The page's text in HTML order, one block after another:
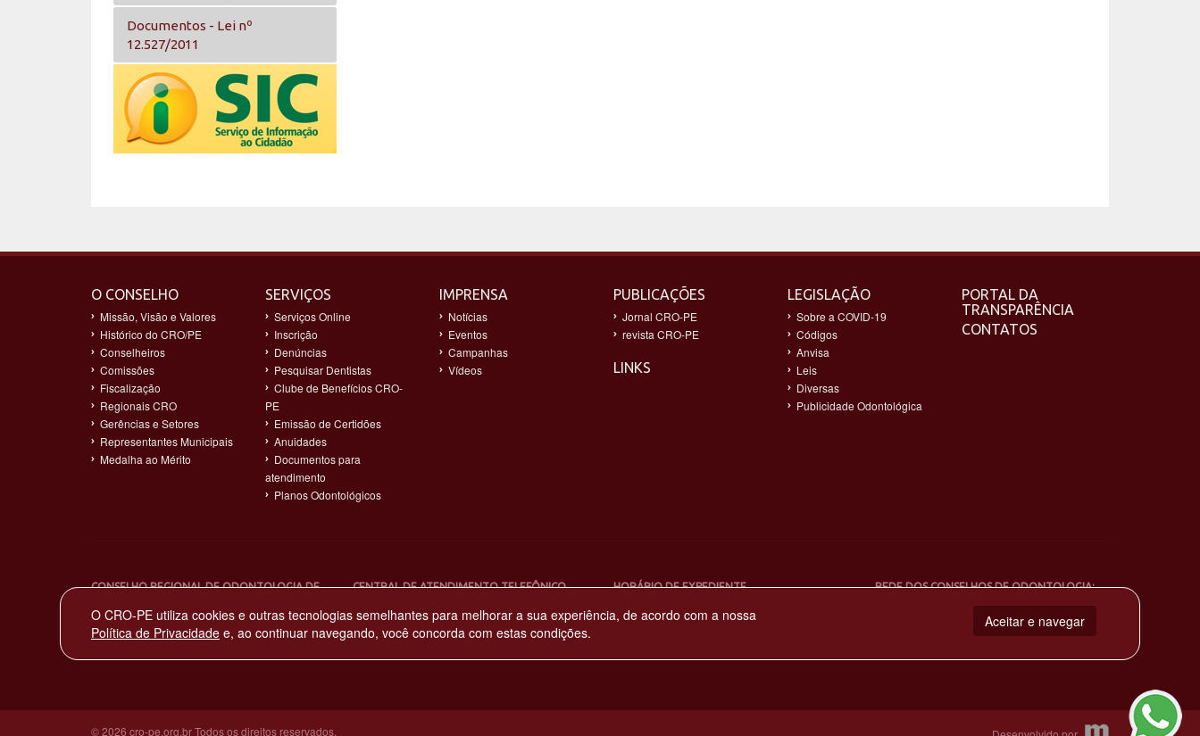
Documentos - Lei nº
12.527/2011
O CONSELHO
Missão, Visão e Valores
Histórico do CRO/PE
Conselheiros
Comissões
Fiscalização
Regionais CRO
Gerências e Setores
Representantes Municipais
Medalha ao Mérito
SERVIÇOS
Serviços Online
Inscrição
Denúncias
Pesquisar Dentistas
Clube de Benefícios CRO-
PE
Emissão de Certidões
Anuidades
Documentos para
atendimento
Planos Odontológicos
IMPRENSA
Notícias
Eventos
Campanhas
Vídeos
PUBLICAÇÕES
Jornal CRO-PE
revista CRO-PE
LINKS
LEGISLAÇÃO
Sobre a COVID-19
Códigos
Anvisa
Leis
Diversas
Publicidade Odontológica
PORTAL DA
TRANSPARÊNCIA
CONTATOS
CONSELHO REGIONAL DE ODONTOLOGIA DE
Sede: Av. Norte Miguel Arraes de Alencar, 2930
Rosarinho – Recife - PE – CEP: 52041-080
CENTRAL DE ATENDIMENTO TELEFÔNICO
(81) 3194-4900
HORÁRIO DE EXPEDIENTE
08:00h às 17:00h
REDE DOS CONSELHOS DE ODONTOLOGIA:
© 2026 cro-pe.org.br Todos os direitos reservados.
O CRO-PE utiliza cookies e outras tecnologias semelhantes para melhorar a sua experiência, de acordo com a nossa
Política de Privacidadee, ao continuar navegando, você concorda com estas condições.
Aceitar e navegar